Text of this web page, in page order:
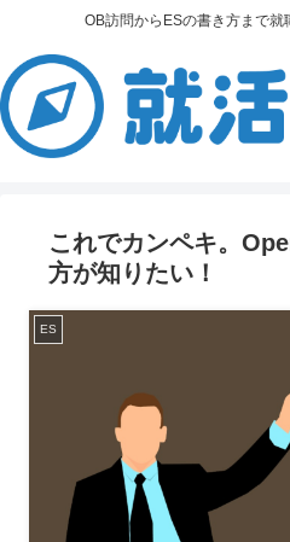
OB訪問からESの書き方まで就
これでカンペキ。
方が知りたい！
ES